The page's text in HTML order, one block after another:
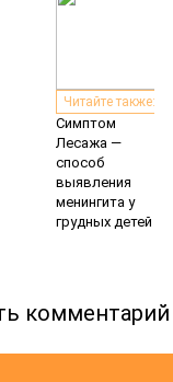
Читайте также:
Симптом
Лесажа —
способ
выявления
менингита у
грудных детей
комментарий